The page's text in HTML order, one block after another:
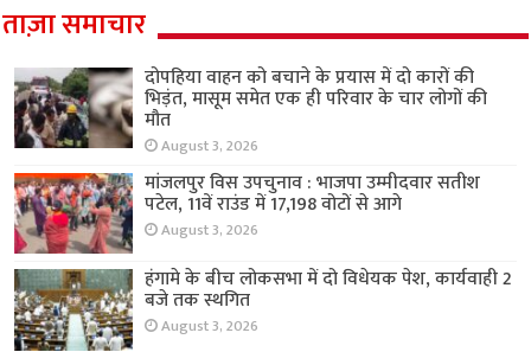
ताज़ा समाचार
दोपहिया वाहन को बचाने के प्रयास में दो कारों की
भिड़ंत, मासूम समेत एक ही परिवार के चार लोगों की
मौत
August 3, 2026
मांजलपुर विस उपचुनाव : भाजपा उम्मीदवार सतीश
पटेल, 11वें राउंड में 17,198 वोटों से आगे
August 3, 2026
हंगामे के बीच लोकसभा में दो विधेयक पेश, कार्यवाही 2
बजे तक स्थगित
August 3, 2026